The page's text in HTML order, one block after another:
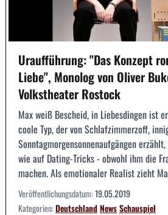
Uraufführung: "Das Konzept
Liebe", Monolog von Oliver
Volkstheater Rostock
Max weiß Bescheid, in Liebesdingen ist
coole Typ, der von Schlafzimmerzoff,
Sonntagmorgensonnenaufgängen
wie auf Dating-Tricks - obwohl ihm die
machen. Als emotionaler Realist zieht
Veröffentlichungsdatum:19.05.2019
Kategorien:DeutschlandNewsSchauspiel